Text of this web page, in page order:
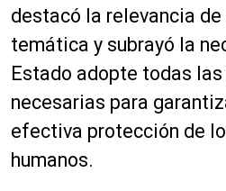
destacó la relevancia
temática y subrayó la
Estado adopte todas
necesarias para
efectiva protección de
humanos.